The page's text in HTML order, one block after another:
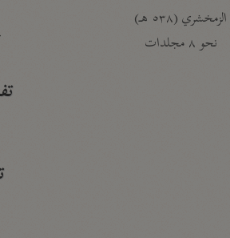
الزمخشري (٥٣٨ هـ)
نحو ٨ مجلدات